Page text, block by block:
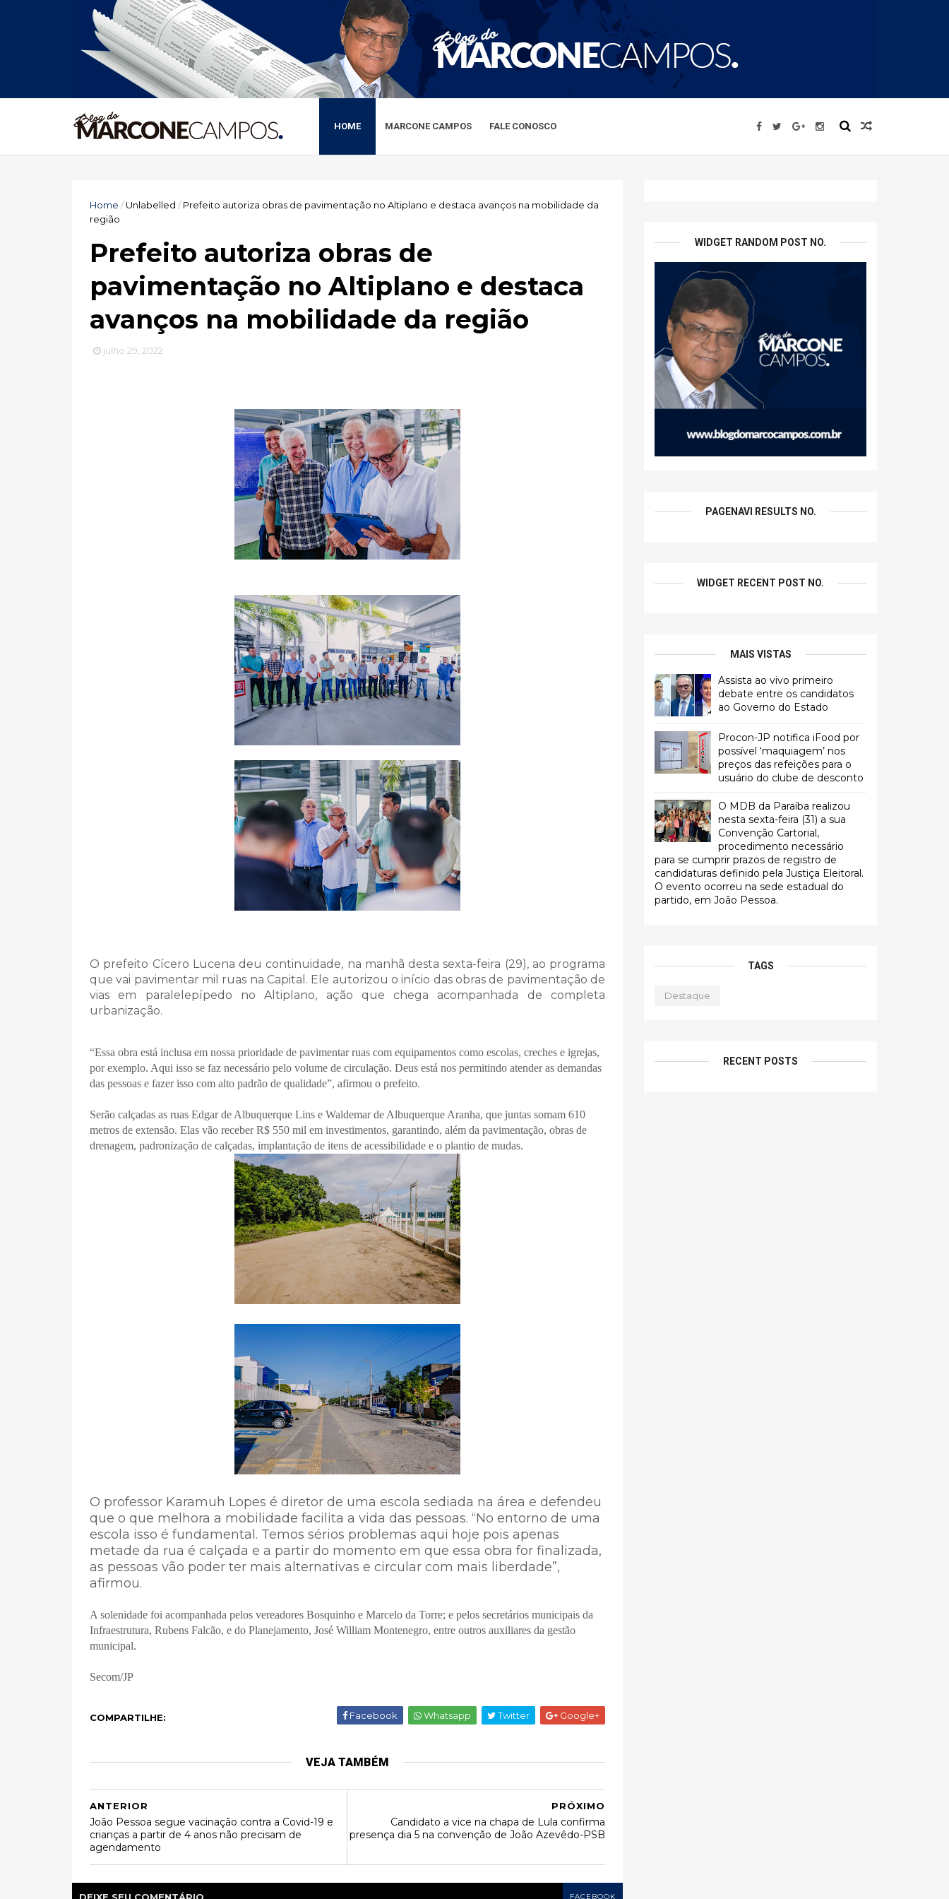
HOME MARCONE CAMPOS FALE CONOSCO
Home /Unlabelled / Prefeito autoriza obras de pavimentação no Altiplano e destaca avanços na mobilidade da
região
Prefeito autoriza obras de
pavimentação no Altiplano e destaca
avanços na mobilidade da região
julho 29, 2022
O prefeito Cícero Lucena deu continuidade, na manhã desta sexta-feira (29), ao programa
que vai pavimentar mil ruas na Capital. Ele autorizou o início das obras de pavimentação de
vias em paralelepípedo no Altiplano, ação que chega acompanhada de completa
urbanização.
“Essa obra está inclusa em nossa prioridade de pavimentar ruas com equipamentos como escolas, creches e igrejas,
por exemplo. Aqui isso se faz necessário pelo volume de circulação. Deus está nos permitindo atender as demandas
das pessoas e fazer isso com alto padrão de qualidade”, afirmou o prefeito.
Serão calçadas as ruas Edgar de Albuquerque Lins e Waldemar de Albuquerque Aranha, que juntas somam 610
metros de extensão. Elas vão receber R$ 550 mil em investimentos, garantindo, além da pavimentação, obras de
drenagem, padronização de calçadas, implantação de itens de acessibilidade e o plantio de mudas.
O professor Karamuh Lopes é diretor de uma escola sediada na área e defendeu
que o que melhora a mobilidade facilita a vida das pessoas. “No entorno de uma
escola isso é fundamental. Temos sérios problemas aqui hoje pois apenas
metade da rua é calçada e a partir do momento em que essa obra for finalizada,
as pessoas vão poder ter mais alternativas e circular com mais liberdade”,
afirmou.
A solenidade foi acompanhada pelos vereadores Bosquinho e Marcelo da Torre; e pelos secretários municipais da
Infraestrutura, Rubens Falcão, e do Planejamento, José William Montenegro, entre outros auxiliares da gestão
municipal.
Secom/JP
COMPARTILHE: Facebook Whatsapp Twitter Google+
VEJA TAMBÉM
PRÓXIMO
Candidato a vice na chapa de Lula confirma
presença dia 5 na convenção de João Azevêdo-PSB
ANTERIOR
João Pessoa segue vacinação contra a Covid-19 e
crianças a partir de 4 anos não precisam de
agendamento
FACEBOOK
WIDGET RANDOM POST NO.
PAGENAVI RESULTS NO.
WIDGET RECENT POST NO.
MAIS VISTAS
Assista ao vivo primeiro
debate entre os candidatos
ao Governo do Estado
Procon-JP notifica iFood por
possível ‘maquiagem’ nos
preços das refeições para o
usuário do clube de desconto
O MDB da Paraíba realizou
nesta sexta-feira (31) a sua
Convenção Cartorial,
procedimento necessário
para se cumprir prazos de registro de
candidaturas definido pela Justiça Eleitoral.
O evento ocorreu na sede estadual do
partido, em João Pessoa.
TAGS
Destaque
RECENT POSTS